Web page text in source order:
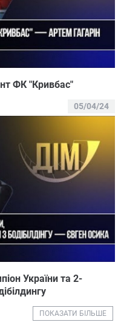
ФК "Кривбас"
05/04/24
України та 2-
ПОКАЗАТИ БІЛЬШЕ